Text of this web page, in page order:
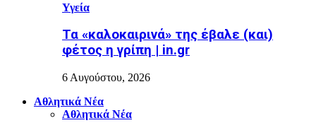
Υγεία
Τα «καλοκαιρινά» της έβαλε (και)
φέτος η γρίπη | in.gr
6 Αυγούστου, 2026
Αθλητικά Νέα
Αθλητικά Νέα